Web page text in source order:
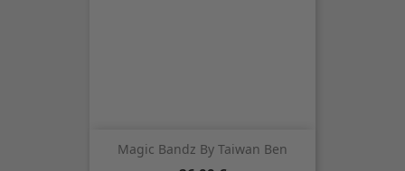
Magic Bandz By Taiwan Ben